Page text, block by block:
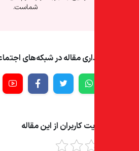
مقاله در شبکه‌های اجتماعی
کاربران از این مقاله